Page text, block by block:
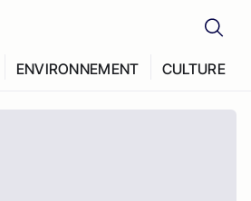
ENVIRONNEMENT CULTURE